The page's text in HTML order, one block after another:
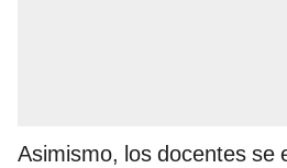
Asimismo, los docentes se